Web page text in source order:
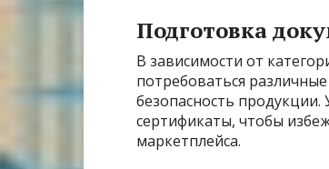
Подготовка
В зависимости от
потребоваться
безопасность продукции.
сертификаты, чтобы
маркетплейса.